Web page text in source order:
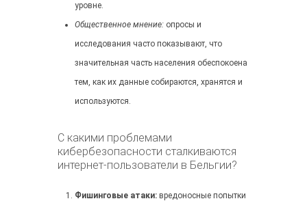
уровне.
Общественное мнение: опросы и
исследования часто показывают, что
значительная часть населения обеспокоена
тем, как их данные собираются, хранятся и
используются.
С какими проблемами
кибербезопасности сталкиваются
интернет-пользователи в Бельгии?
Фишинговые атаки: вредоносные попытки